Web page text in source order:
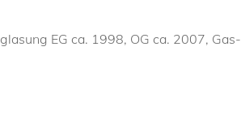
EG ca. 1998, OG ca. 2007, Gas-